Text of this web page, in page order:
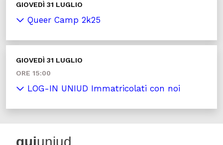
GIOVEDÌ 31 LUGLIO
Queer Camp 2k25
GIOVEDÌ 31 LUGLIO
ORE 15:00
LOG-IN UNIUD Immatricolati con noi
quiuniud